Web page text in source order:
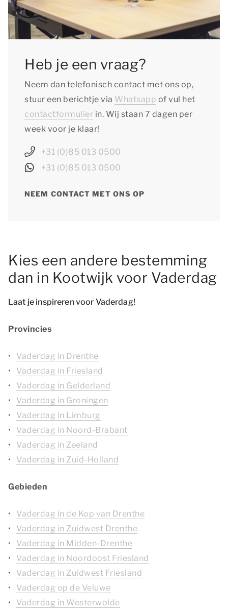
Heb je een vraag?
Neem dan telefonisch contact met ons op,
stuur een berichtje via Whatsapp of vul het
contactformulier in. Wij staan 7 dagen per
week voor je klaar!
+31 (0)85 013 0500
+31 (0)85 013 0500
NEEM CONTACT MET ONS OP
Kies een andere bestemming
dan in Kootwijk voor Vaderdag
Laat je inspireren voor Vaderdag!
Provincies
Vaderdag in Drenthe
Vaderdag in Friesland
Vaderdag in Gelderland
Vaderdag in Groningen
Vaderdag in Limburg
Vaderdag in Noord-Brabant
Vaderdag in Zeeland
Vaderdag in Zuid-Holland
Gebieden
Vaderdag in de Kop van Drenthe
Vaderdag in Zuidwest Drenthe
Vaderdag in Midden-Drenthe
Vaderdag in Noordoost Friesland
Vaderdag in Zuidwest Friesland
Vaderdag op de Veluwe
Vaderdag in Westerwolde